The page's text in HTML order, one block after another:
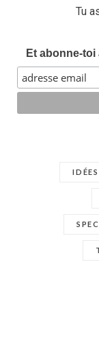
Tu
Et abonne-